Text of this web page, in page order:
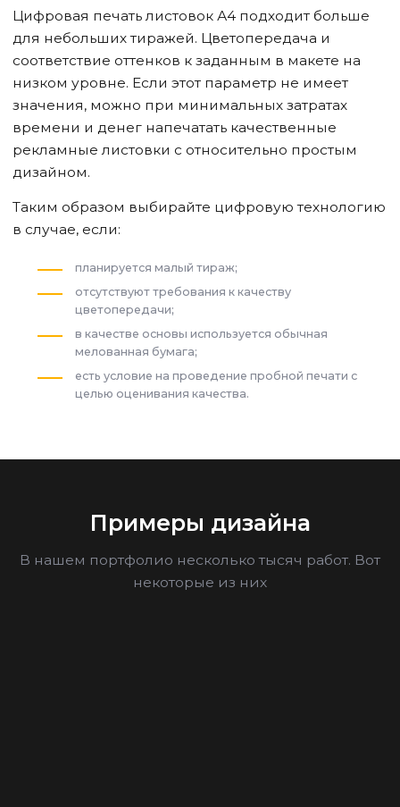
Цифровая печать листовок А4 подходит больше
для небольших тиражей. Цветопередача и
соответствие оттенков к заданным в макете на
низком уровне. Если этот параметр не имеет
значения, можно при минимальных затратах
времени и денег напечатать качественные
рекламные листовки с относительно простым
дизайном.
Таким образом выбирайте цифровую технологию
в случае, если:
планируется малый тираж;
отсутствуют требования к качеству
цветопередачи;
в качестве основы используется обычная
мелованная бумага;
есть условие на проведение пробной печати с
целью оценивания качества.
Примеры дизайна
В нашем портфолио несколько тысяч работ. Вот
некоторые из них